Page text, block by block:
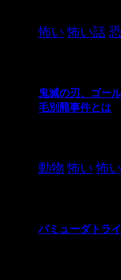
怖い 怖い話
鬼滅の刃、ゴー
毛別羆事件とは
動物 怖い 怖
バミューダトラ